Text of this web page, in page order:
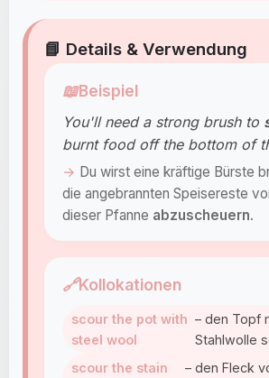
📘 Details & Verwendung
📖Beispiel
You'll need a strong brush to
burnt food off the bottom of
Du wirst eine kräftige Bürste
die angebrannten Speisereste
dieser Pfanne abzuscheuern.
🔗Kollokationen
scour the pot with
steel wool
– den Topf
Stahlwolle
scour the stain
– den Fleck